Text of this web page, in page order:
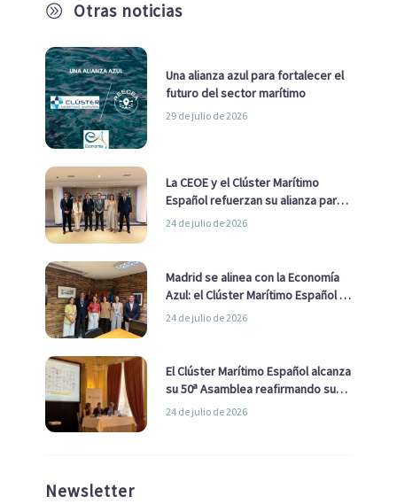
A Otras noticias
Una alianza azul para fortalecer el
futuro del sector marítimo
29 de julio de 2026
La CEOE y el Clúster Marítimo
Español refuerzan su alianza para
impulsar una estrategia Nacional
24 de julio de 2026
Madrid se alinea con la Economía
Azul: el Clúster Marítimo Español y
la Real Liga Naval avanzan alianzas
24 de julio de 2026
El Clúster Marítimo Español alcanza
su 50ª Asamblea reafirmando su
liderazgo en la Economía Azul
24 de julio de 2026
Newsletter